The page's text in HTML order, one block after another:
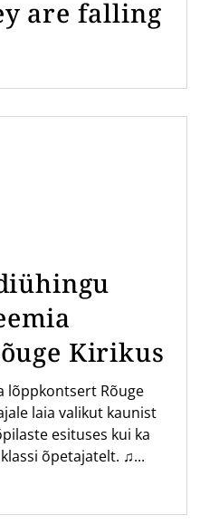
are falling
Kirikus
lõppkontsert Rõuge
laia valikut kaunist
esituses kui ka
õpetajatelt. ♫...